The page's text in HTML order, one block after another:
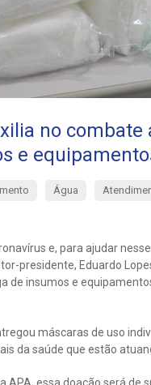
no
e
Água
e, para ajudar
presidente, Eduardo
de insumos e
máscaras de uso
da saúde que estão
APA, essa doação será